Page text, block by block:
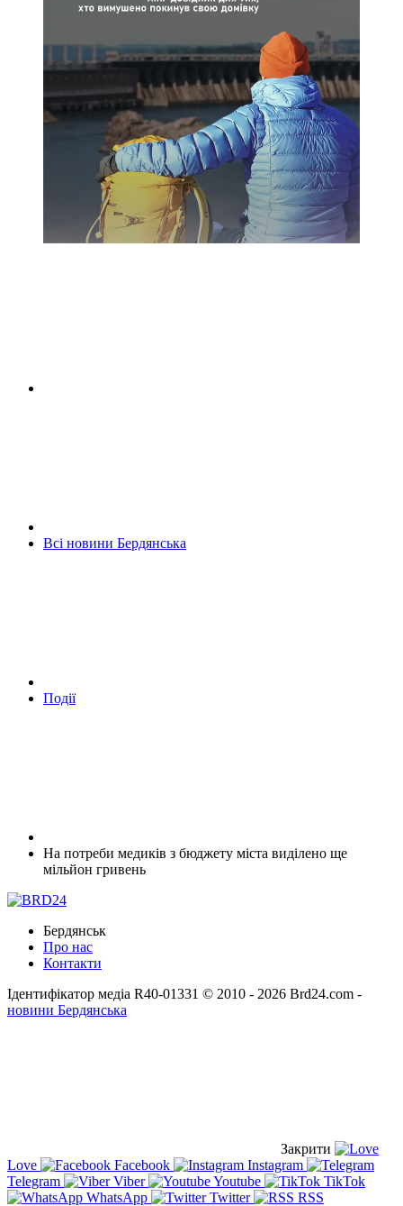
Всі новини Бердянська
Події
На потреби медиків з бюджету міста виділено ще
мільйон гривень
Бердянськ
Про нас
Контакти
Ідентифікатор медіа R40-01331 © 2010 - 2026 Brd24.com -
новини Бердянська
Закрити
Love
Facebook
Instagram
Telegram
Viber Youtube
TikTok
WhatsApp
Twitter RSS